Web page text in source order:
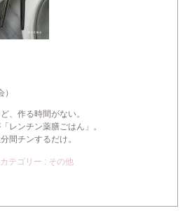
、作る時間がない。
レンチン薬膳ごはん」。
間チンするだけ。
カテゴリー : その他